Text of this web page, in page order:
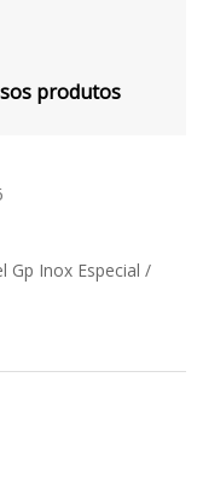
produtos
Gp Inox Especial /